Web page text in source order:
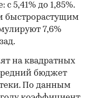
с 5,41% до 1,85%.
быстрорастущим
7,6%
на квадратных
бюджет
По данным